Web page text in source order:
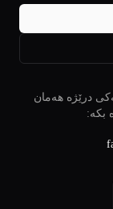
درێژە هەمان
بکە: